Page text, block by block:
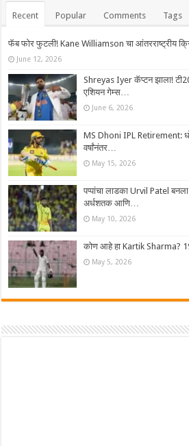
Recent Popular Comments Tags
फॅब फोर फुटली! Kane Williamson चा आंतरराष्ट्रीय
June 12, 2026
Shreyas Iyer कॅप्टन झाला! टी20
एशियन गेम्स…
June 6, 2026
MS Dhoni IPL Retirement:
वर्षांनंतर…
May 15, 2026
पप्पांचा लाडका Urvil Patel
अर्धशतक आणि…
May 10, 2026
कोण आहे हा Kartik Sharma? 19
May 5, 2026